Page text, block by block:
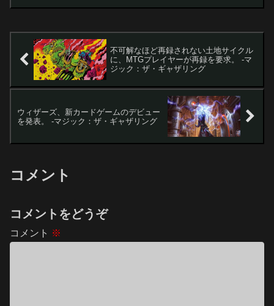
不可解なほど再録されない土地サイクル
に、MTGプレイヤーが再録を要求。 -マ
ジック：ザ・ギャザリング
ウィザーズ、新カードゲームのデビュー
を発表。 -マジック：ザ・ギャザリング
コメント
コメントをどうぞ
コメント ※